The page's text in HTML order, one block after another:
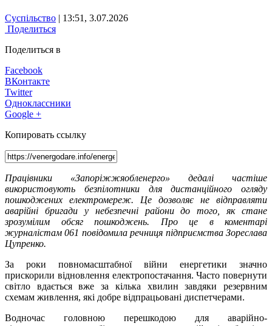
Суспільство | 13:51, 3.07.2026
Поделиться
Поделиться в
Facebook
ВКонтакте
Twitter
Одноклассники
Google +
Копировать ссылку
Працівники «Запоріжжяобленерго» дедалі частіше
використовують безпілотники для дистанційного огляду
пошкоджених електромереж. Це дозволяє не відправляти
аварійні бригади у небезпечні райони до того, як стане
зрозумілим обсяг пошкоджень. Про це в коментарі
журналістам 061 повідомила речниця підприємства Зореслава
Цупренко.
За роки повномасштабної війни енергетики значно
прискорили відновлення електропостачання. Часто повернути
світло вдається вже за кілька хвилин завдяки резервним
схемам живлення, які добре відпрацьовані диспетчерами.
Водночас головною перешкодою для аварійно-